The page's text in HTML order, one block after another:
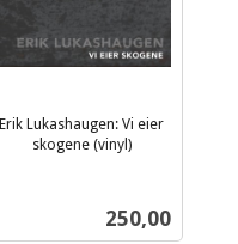
Erik Lukashaugen: Vi eier
skogene (vinyl)
Pris
250,00